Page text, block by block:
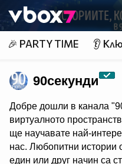
👾
🎉 PARTY TIME 👂
90секунди
Добре дошли в канала
виртуалното
ще научавате най-
нас. Любопитни истории
един или друг начин са